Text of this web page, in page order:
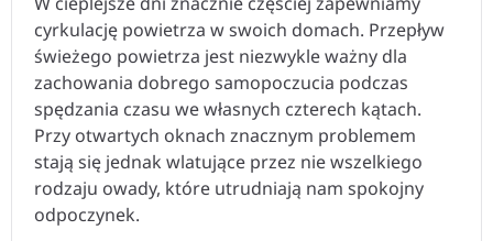
cyrkulację powietrza w swoich domach. Przepływ
świeżego powietrza jest niezwykle ważny dla
zachowania dobrego samopoczucia podczas
spędzania czasu we własnych czterech kątach.
Przy otwartych oknach znacznym problemem
stają się jednak wlatujące przez nie wszelkiego
rodzaju owady, które utrudniają nam spokojny
odpoczynek.